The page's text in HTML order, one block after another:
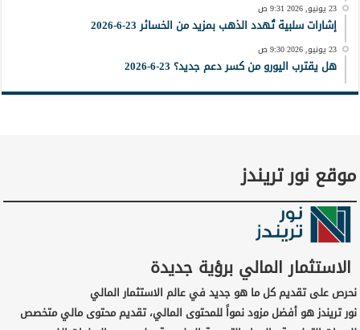
23 يونيو, 2026 9:31 ص
إشارات سلبية تُهدد الذهب بمزيد من الخسائر 23-6-2026
23 يونيو, 2026 9:30 ص
هل يقترب اليورو من كسر دعم جديد؟ 23-6-2026
موقع نور تريندز
الاستثمار المالي برؤية جديدة
نحرص على تقديم كل ما هو جديد في عالم الاستثمار المالي
نور تريندز هو أفضل مزود نمواً للمحتوى المالي، تقديم محتوى مالي متخصص